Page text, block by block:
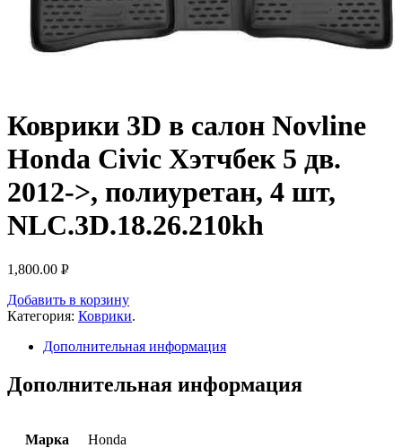
Коврики 3D в салон Novline
Honda Civic Хэтчбек 5 дв.
2012->, полиуретан, 4 шт,
NLC.3D.18.26.210kh
1,800.00 Р
Добавить в корзину
Категория: Коврики.
Дополнительная информация
Дополнительная информация
Марка Honda